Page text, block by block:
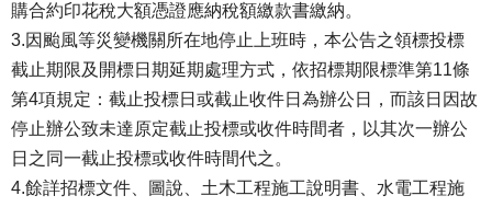
購合約印花稅大額憑證應納稅額繳款書繳納。
3.因颱風等災變機關所在地停止上班時，本公告之領標投標
截止期限及開標日期延期處理方式，依招標期限標準第11條
第4項規定：截止投標日或截止收件日為辦公日，而該日因故
停止辦公致未達原定截止投標或收件時間者，以其次一辦公
日之同一截止投標或收件時間代之。
4.餘詳招標文件、圖說、土木工程施工說明書、水電工程施